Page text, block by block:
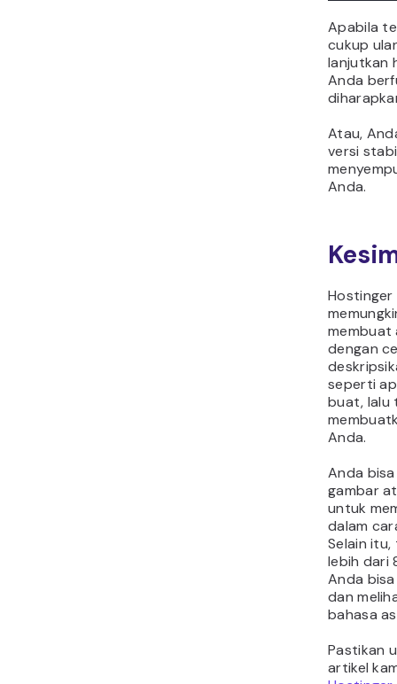
Apabila
cukup
lanjutkan
Anda
Atau,
versi
Anda.
Hostinger
membuat
dengan
seperti
buat, lalu
Anda.
Anda
gambar
untuk
dalam
Selain
lebih dari
Anda
dan
bahasa
Pastikan
artikel